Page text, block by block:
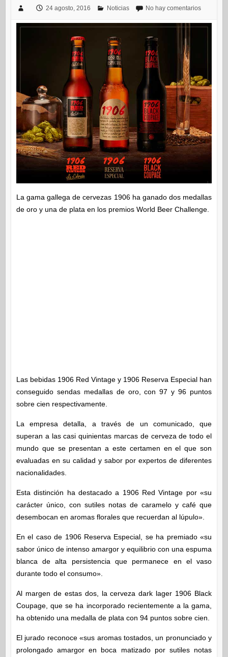
24 agosto, 2016 Noticias No hay comentarios
La gama gallega de cervezas 1906 ha ganado dos medallas
de oro y una de plata en los premios World Beer Challenge.
Las bebidas 1906 Red Vintage y 1906 Reserva Especial han
conseguido sendas medallas de oro, con 97 y 96 puntos
sobre cien respectivamente.
La empresa detalla, a través de un comunicado, que
superan a las casi quinientas marcas de cerveza de todo el
mundo que se presentan a este certamen en el que son
evaluadas en su calidad y sabor por expertos de diferentes
nacionalidades.
Esta distinción ha destacado a 1906 Red Vintage por «su
carácter único, con sutiles notas de caramelo y café que
desembocan en aromas florales que recuerdan al lúpulo».
En el caso de 1906 Reserva Especial, se ha premiado «su
sabor único de intenso amargor y equilibrio con una espuma
blanca de alta persistencia que permanece en el vaso
durante todo el consumo».
Al margen de estas dos, la cerveza dark lager 1906 Black
Coupage, que se ha incorporado recientemente a la gama,
ha obtenido una medalla de plata con 94 puntos sobre cien.
El jurado reconoce «sus aromas tostados, un pronunciado y
prolongado amargor en boca matizado por sutiles notas